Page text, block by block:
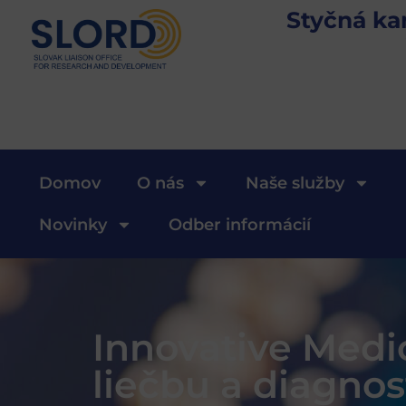
Styčná
Domov O nás Naše služby
Novinky Odber informácií
Innovative
liečbu a